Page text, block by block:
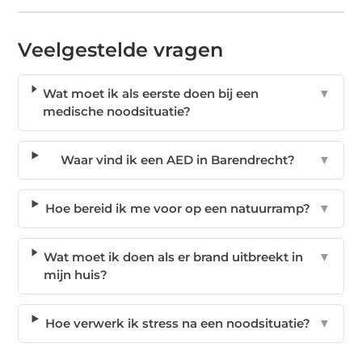
Veelgestelde vragen
Wat moet ik als eerste doen bij een
medische noodsituatie?
▼
Waar vind ik een AED in Barendrecht? ▼
Hoe bereid ik me voor op een natuurramp? ▼
Wat moet ik doen als er brand uitbreekt in
mijn huis?
▼
Hoe verwerk ik stress na een noodsituatie? ▼